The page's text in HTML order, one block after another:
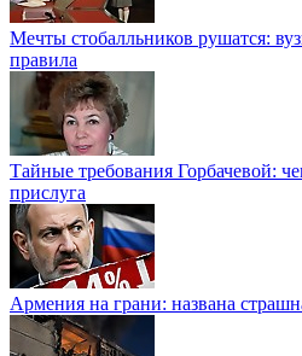
Мечты стобалльников рушатся:
правила
Тайные требования Горбачевой:
прислуга
Армения на грани: названа